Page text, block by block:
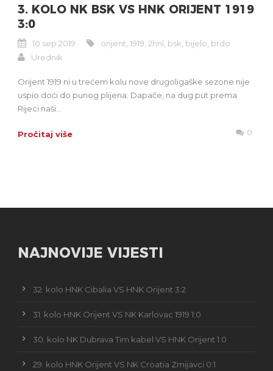
3. KOLO NK BSK VS HNK ORIJENT 1919
3:0
10 sep 2019 orijent 1919 2hnl bsk bijelo brdo
Urednik
Orijent 1919 ni u trećem kolu nove drugoligaške sezone nije
uspio doći do punog plijena. Dapače, na dug put prema
Rijeci naši...
Pročitaj više 0
NAJNOVIJE VIJESTI
32. kolo HNK Cibalia VS HNK Orijent 3:2
31. kolo HNK Orijent VS NK Karlovac 1919 1:0
30. kolo NK Dubrava Tim kabel VS HNK Orijent 1:0
29. kolo HNK Orijent VS NK Croatia Zmijavci 0:1